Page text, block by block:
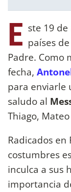
E ste 19
países
Padre. Como
fecha,
para enviarle
saludo al
Thiago,
Radicados en
costumbres
inculca a sus
importancia